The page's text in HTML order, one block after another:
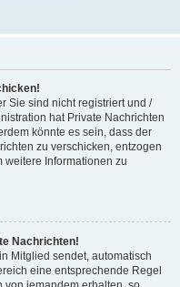
Sie sind nicht registriert und /
hat Private Nachrichten
könnte es sein, dass der
zu verschicken, entzogen
weitere Informationen zu
Nachrichten!
Mitglied sendet, automatisch
eine entsprechende Regel